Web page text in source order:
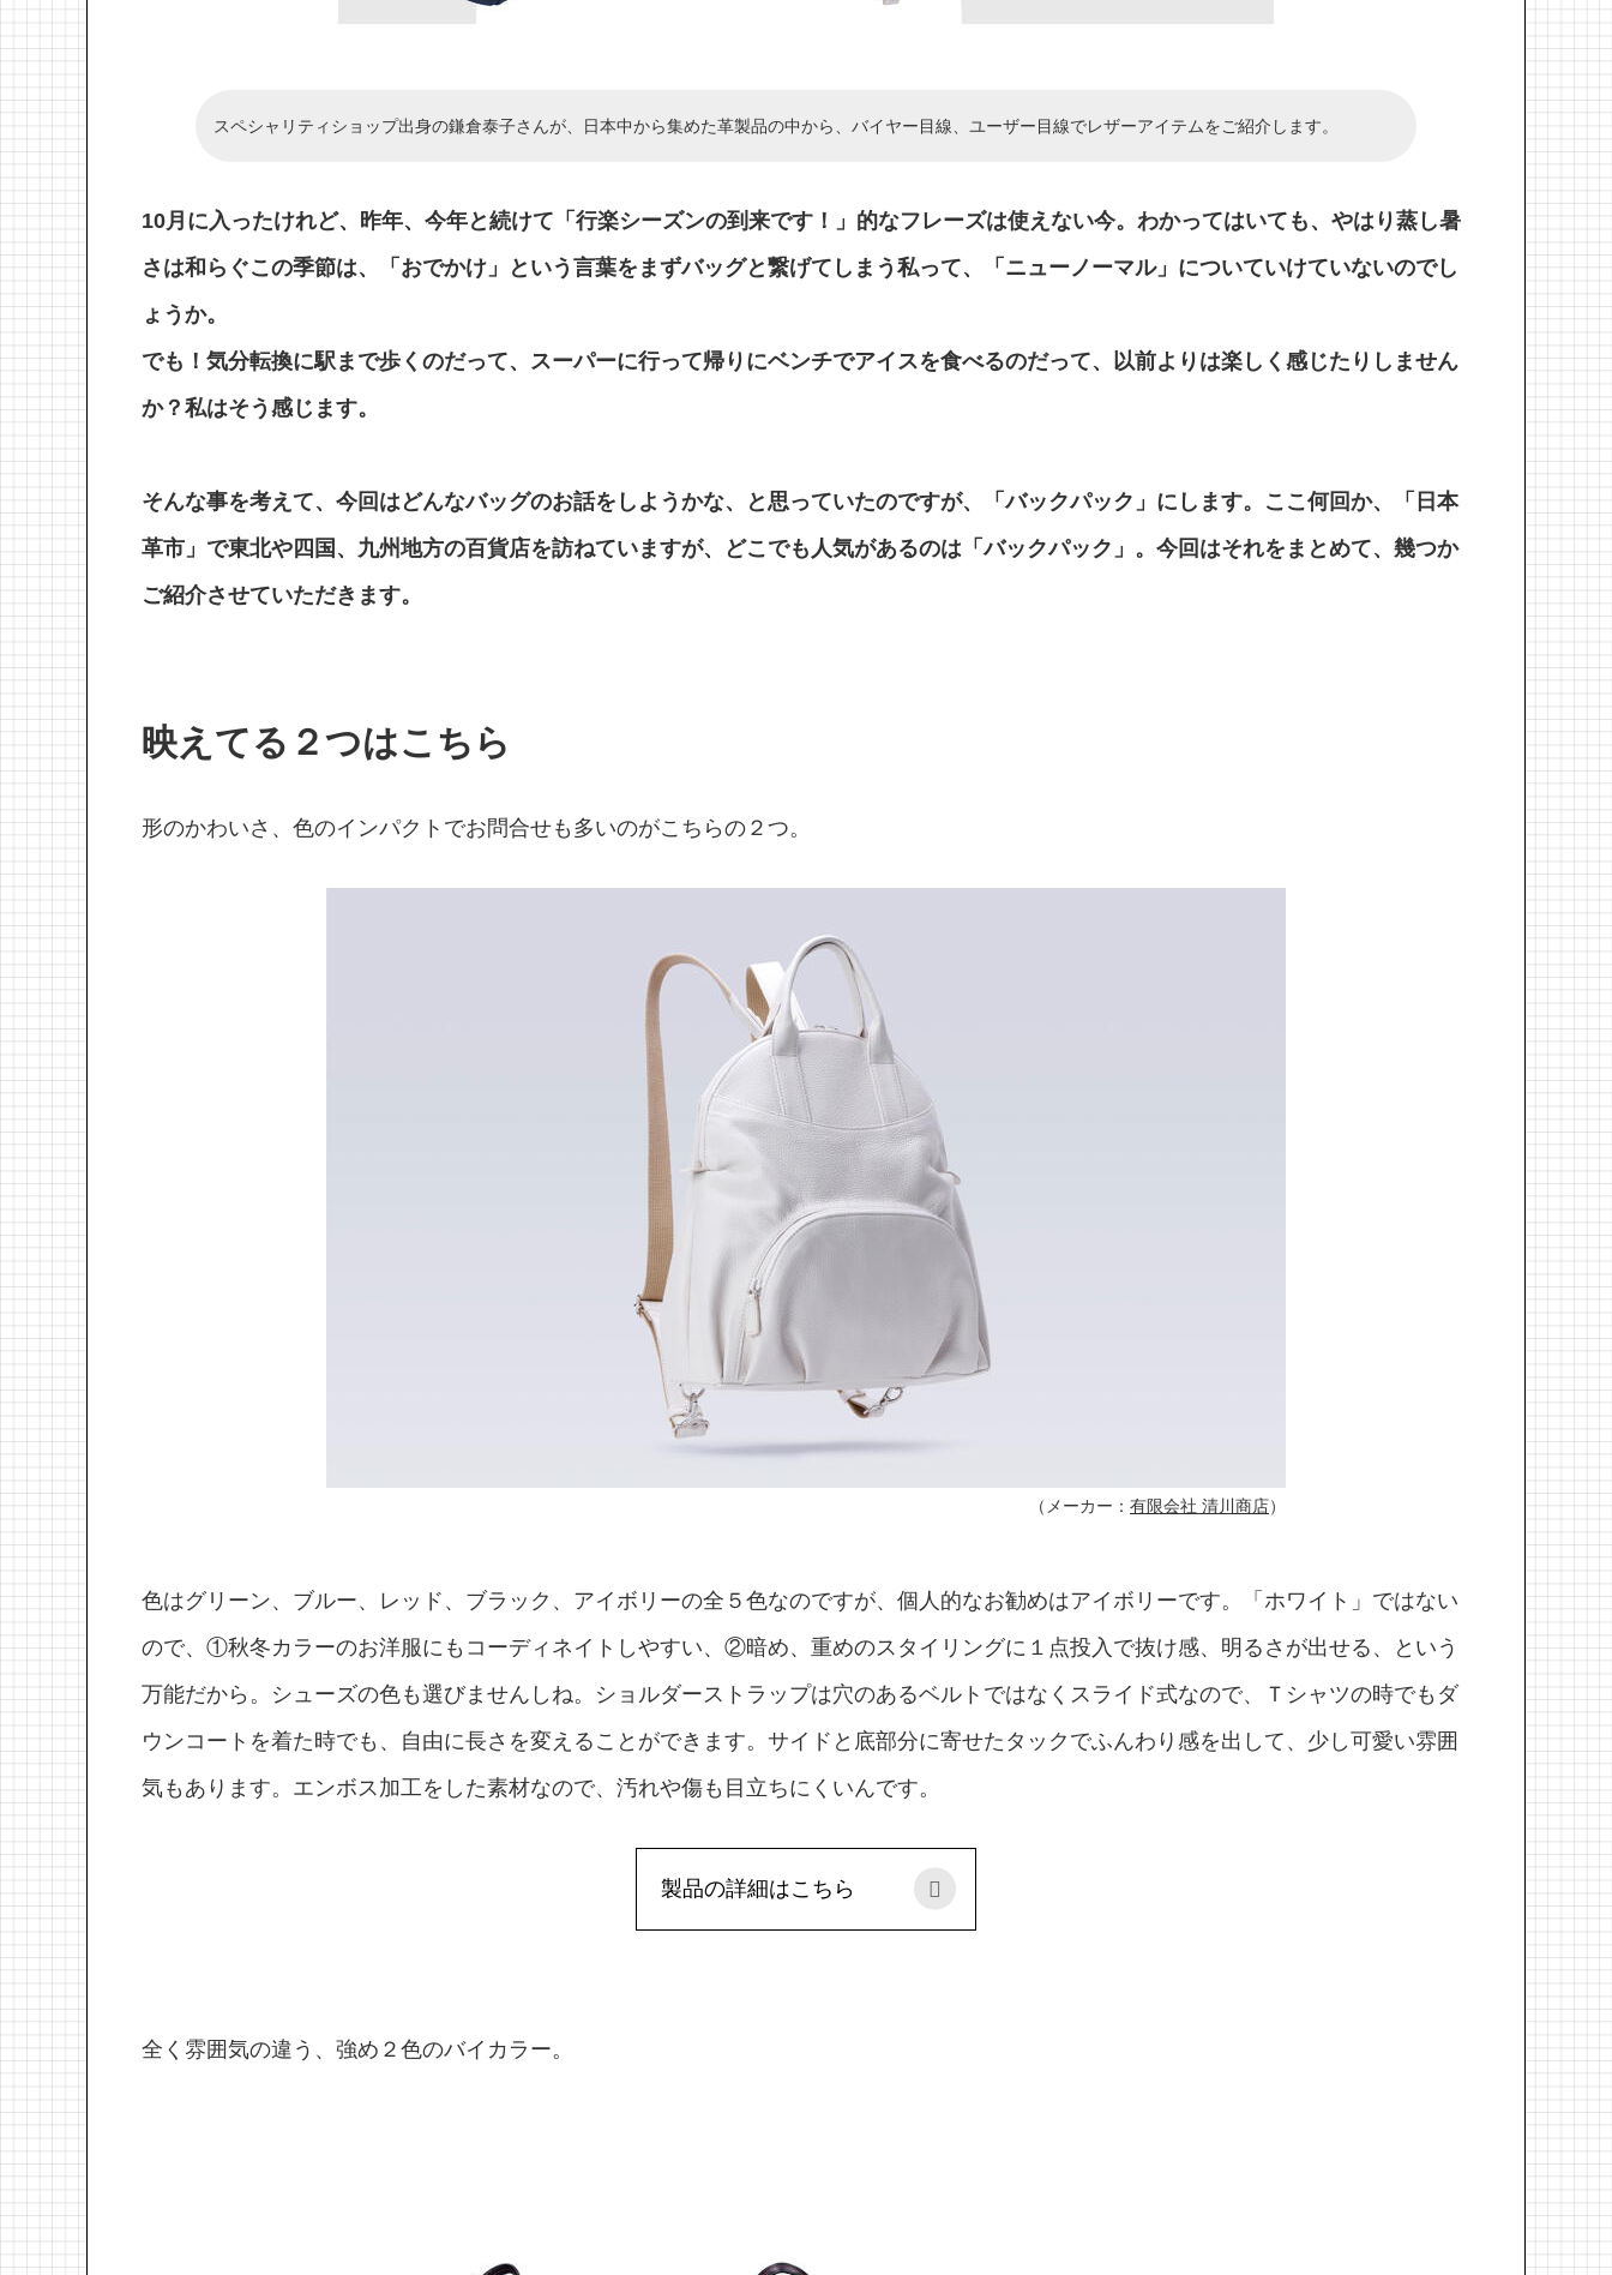
スペシャリティショップ出身の鎌倉泰子さんが、日本中から集めた革製品の中から、バイヤー目線、ユーザー目線でレザーアイテムをご紹介します。
10月に入ったけれど、昨年、今年と続けて「行楽シーズンの到来です！」的なフレーズは使えない今。わかってはいても、やはり蒸し暑
さは和らぐこの季節は、「おでかけ」という言葉をまずバッグと繋げてしまう私って、「ニューノーマル」についていけていないのでし
ょうか。
でも！気分転換に駅まで歩くのだって、スーパーに行って帰りにベンチでアイスを食べるのだって、以前よりは楽しく感じたりしません
か？私はそう感じます。
そんな事を考えて、今回はどんなバッグのお話をしようかな、と思っていたのですが、「バックパック」にします。ここ何回か、「日本
革市」で東北や四国、九州地方の百貨店を訪ねていますが、どこでも人気があるのは「バックパック」。今回はそれをまとめて、幾つか
ご紹介させていただきます。
映えてる２つはこちら
形のかわいさ、色のインパクトでお問合せも多いのがこちらの２つ。
（メーカー： 有限会社 清川商店）
色はグリーン、ブルー、レッド、ブラック、アイボリーの全５色なのですが、個人的なお勧めはアイボリーです。「ホワイト」ではない
ので、①秋冬カラーのお洋服にもコーディネイトしやすい、②暗め、重めのスタイリングに１点投入で抜け感、明るさが出せる、という
万能だから。シューズの色も選びませんしね。ショルダーストラップは穴のあるベルトではなくスライド式なので、Ｔシャツの時でもダ
ウンコートを着た時でも、自由に長さを変えることができます。サイドと底部分に寄せたタックでふんわり感を出して、少し可愛い雰囲
気もあります。エンボス加工をした素材なので、汚れや傷も目立ちにくいんです。
製品の詳細はこちら
全く雰囲気の違う、強め２色のバイカラー。